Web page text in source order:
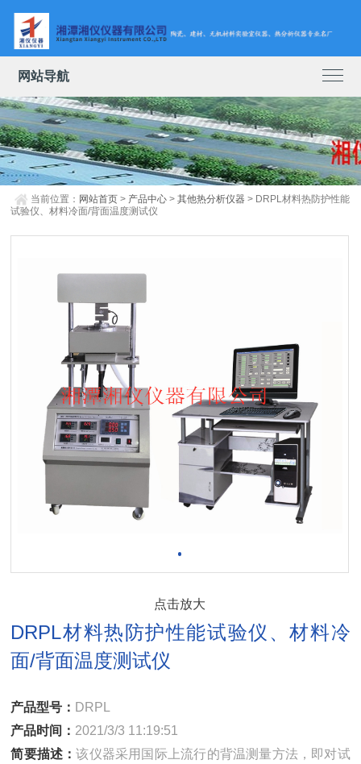
网站导航
当前位置： 网站首页 > 产品中心 >其他热分析仪器 > DRPL材料热防护性能
试验仪、材料冷面/背面温度测试仪
点击放大
DRPL材料热防护性能试验仪、材料冷
面/背面温度测试仪
产品型号： DRPL
产品时间： 2021/3/3 11:19:51
简要描述：该仪器采用国际上流行的背温测量方法，即对试